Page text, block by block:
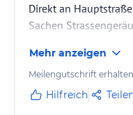
Direkt an
Sachen
Mehr anzeigen
Meilengutschrift erhalten
Hilfreich